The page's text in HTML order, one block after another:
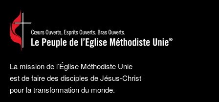
La mission de l’Église Méthodiste Unie
est de faire des disciples de Jésus-Christ
pour la transformation du monde.